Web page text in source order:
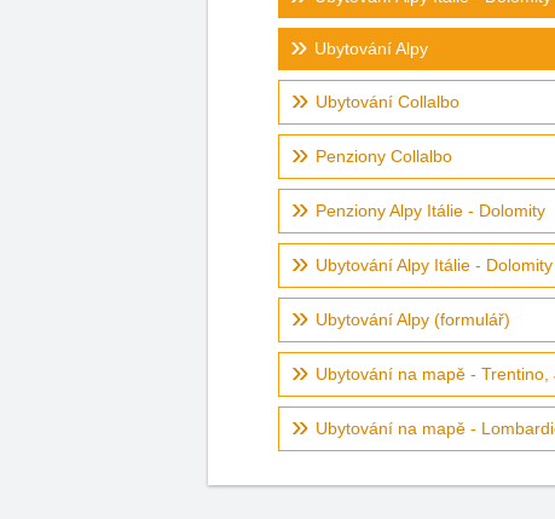
Ubytování Alpy
Ubytování Collalbo
Penziony Collalbo
Penziony Alpy Itálie - Dolomity
Ubytování Alpy Itálie -
Ubytování Alpy (formulář)
Ubytování na mapě - Trentino,
Ubytování na mapě -